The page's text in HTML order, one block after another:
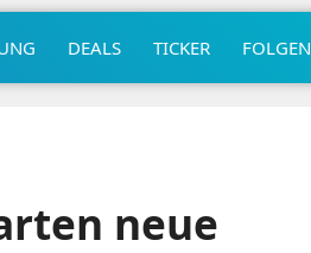
DEALS TICKER FOLGEN
neue